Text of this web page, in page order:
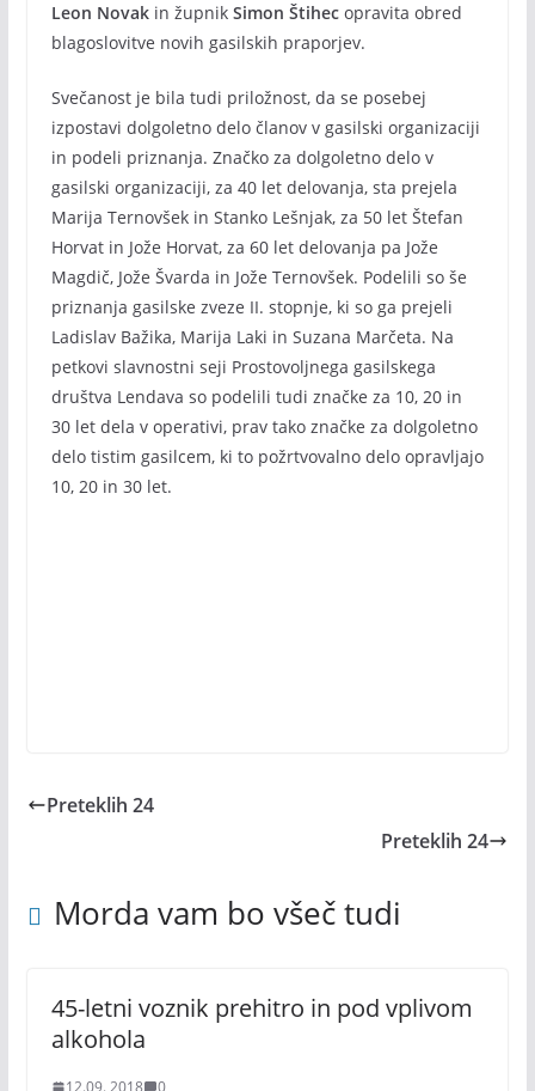
Leon Novakin župnik Simon Štihecopravita obred
blagoslovitve novih gasilskih praporjev.
Svečanost je bila tudi priložnost, da se posebej
izpostavi dolgoletno delo članov v gasilski organizaciji
in podeli priznanja. Značko za dolgoletno delo v
gasilski organizaciji, za 40 let delovanja, sta prejela
Marija Ternovšek in Stanko Lešnjak, za 50 let Štefan
Horvat in Jože Horvat, za 60 let delovanja pa Jože
Magdič, Jože Švarda in Jože Ternovšek. Podelili so še
priznanja gasilske zveze II. stopnje, ki so ga prejeli
Ladislav Bažika, Marija Laki in Suzana Marčeta. Na
petkovi slavnostni seji Prostovoljnega gasilskega
društva Lendava so podelili tudi značke za 10, 20 in
30 let dela v operativi, prav tako značke za dolgoletno
delo tistim gasilcem, ki to požrtvovalno delo opravljajo
10, 20 in 30 let.
Preteklih 24
Preteklih 24
Morda vam bo všeč tudi
45-letni voznik prehitro in pod vplivom
alkohola
12.09. 2018 0